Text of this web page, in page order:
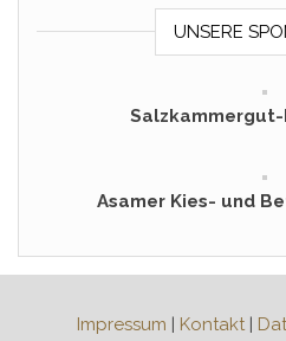
UNSERE
Salzkammergut-
Asamer Kies- und
Impressum | Kontakt|